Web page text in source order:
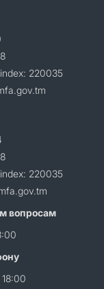
220035
220035
вопросам